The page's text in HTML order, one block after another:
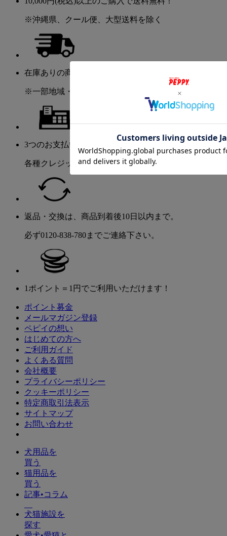
※沖縄県、クール便、大型送料を除く
在庫ありの商品は2～5日程度でお届け！
※一部地域・商品を除く
3つのお支払い方法が選べます。
各種クレジット・振込・代金引換
返品・交換は、商品到着後10日以内まで。
必ず0120-838-780までご連絡下さい。
1ポイント＝1円でご利用いただけます！
ポイント募金
メールマガジン登録
ペピイの想い
はじめての方へ
ご利用ガイド
よくある質問
会社概要
プライバシーポリシー
クッキーポリシー
特定商取引法表示
サイトマップ
お問い合わせ
犬用品を
買う
猫用品を
買う
記事•コラム
犬猫施設を
探す